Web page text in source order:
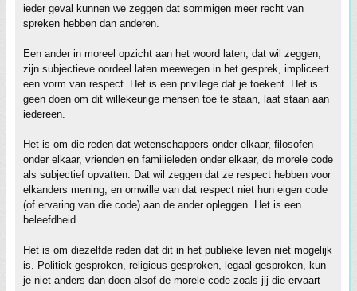
ieder geval kunnen we zeggen dat sommigen meer recht van
spreken hebben dan anderen.
Een ander in moreel opzicht aan het woord laten, dat wil zeggen,
zijn subjectieve oordeel laten meewegen in het gesprek, impliceert
een vorm van respect. Het is een privilege dat je toekent. Het is
geen doen om dit willekeurige mensen toe te staan, laat staan aan
iedereen.
Het is om die reden dat wetenschappers onder elkaar, filosofen
onder elkaar, vrienden en familieleden onder elkaar, de morele code
als subjectief opvatten. Dat wil zeggen dat ze respect hebben voor
elkanders mening, en omwille van dat respect niet hun eigen code
(of ervaring van die code) aan de ander opleggen. Het is een
beleefdheid.
Het is om diezelfde reden dat dit in het publieke leven niet mogelijk
is. Politiek gesproken, religieus gesproken, legaal gesproken, kun
je niet anders dan doen alsof de morele code zoals jij die ervaart